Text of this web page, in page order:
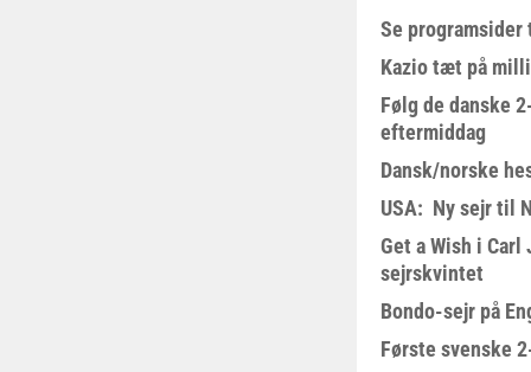
Se
Kazio tæt på
Følg de danske
eftermiddag
Dansk/norske
USA: Ny sejr til
Get a Wish i Carl
sejrskvintet
Bondo-sejr på
Første svenske